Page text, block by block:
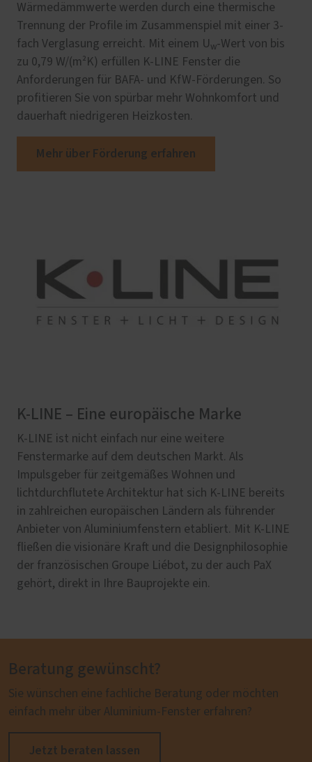
Wärmedämmwerte werden durch eine thermische
Trennung der Profile im Zusammenspiel mit einer 3-
fach Verglasung erreicht. Mit einem U w‑Wert von bis
zu 0,79 W/(m²K) erfüllen K-LINE Fenster die
Anforderungen für BAFA‑ und KfW‑Förderungen. So
profitieren Sie von spürbar mehr Wohnkomfort und
dauerhaft niedrigeren Heizkosten.
Mehr über Förderung erfahren
K-LINE – Eine europäische Marke
K-LINE ist nicht einfach nur eine weitere
Fenstermarke auf dem deutschen Markt. Als
Impulsgeber für zeitgemäßes Wohnen und
lichtdurchflutete Architektur hat sich K-LINE bereits
in zahlreichen europäischen Ländern als führender
Anbieter von Aluminiumfenstern etabliert. Mit K-LINE
fließen die visionäre Kraft und die Designphilosophie
der französischen Groupe Liébot, zu der auch PaX
gehört, direkt in Ihre Bauprojekte ein.
Beratung gewünscht?
Sie wünschen eine fachliche Beratung oder möchten
einfach mehr über Aluminium-Fenster erfahren?
Jetzt beraten lassen